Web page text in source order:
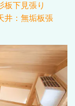
下見張り
：無垢板張